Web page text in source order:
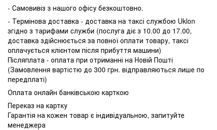
- Самовивіз з нашого офісу безкоштовно.
- Термінова доставка - доставка на таксі службою Uklon
згідно з тарифами служби (послуга діє з 10.00 до 17.00,
доставка здійснюється за повної оплати товару, таксі
оплачується клієнтом після прибуття машини)
Післяплата - оплата при отриманні на Новій Пошті
(Замовлення вартістю до 300 грн. відправляються лише по
передплаті)
Оплата онлайн банківською карткою
Переказ на картку
Гарантія на кожен товар є індивідуальною, запитуйте
менеджера